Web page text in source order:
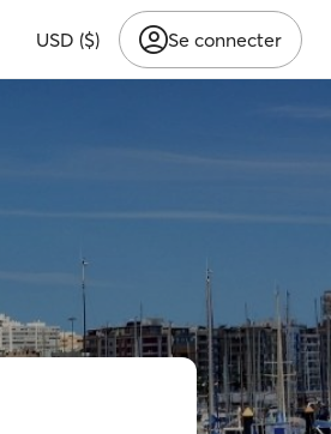
USD ($) Se connecter